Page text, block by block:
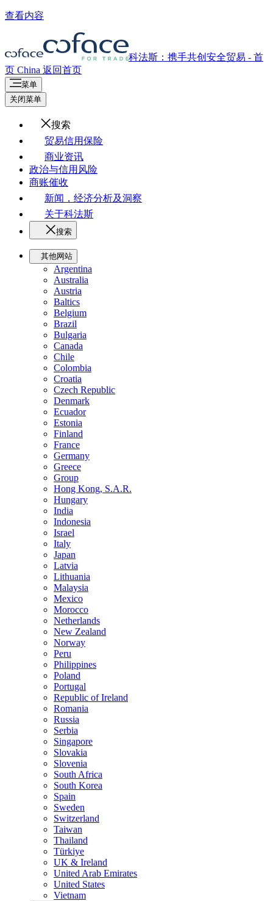
查看内容
科法斯：携手共创安全贸易 - 首
页 China 返回首页
菜单
关闭菜单
搜索
贸易信用保险
商业资讯
政治与信用风险
商账催收
新闻，经济分析及洞察
关于科法斯
搜索
其他网站
Argentina
Australia
Austria
Baltics
Belgium
Brazil
Bulgaria
Canada
Chile
Colombia
Croatia
Czech Republic
Denmark
Ecuador
Estonia
Finland
France
Germany
Greece
Group
Hong Kong, S.A.R.
Hungary
India
Indonesia
Israel
Italy
Japan
Latvia
Lithuania
Malaysia
Mexico
Morocco
Netherlands
New Zealand
Norway
Peru
Philippines
Poland
Portugal
Republic of Ireland
Romania
Russia
Serbia
Singapore
Slovakia
Slovenia
South Africa
South Korea
Spain
Sweden
Switzerland
Taiwan
Thailand
Türkiye
UK & Ireland
United Arab Emirates
United States
Vietnam